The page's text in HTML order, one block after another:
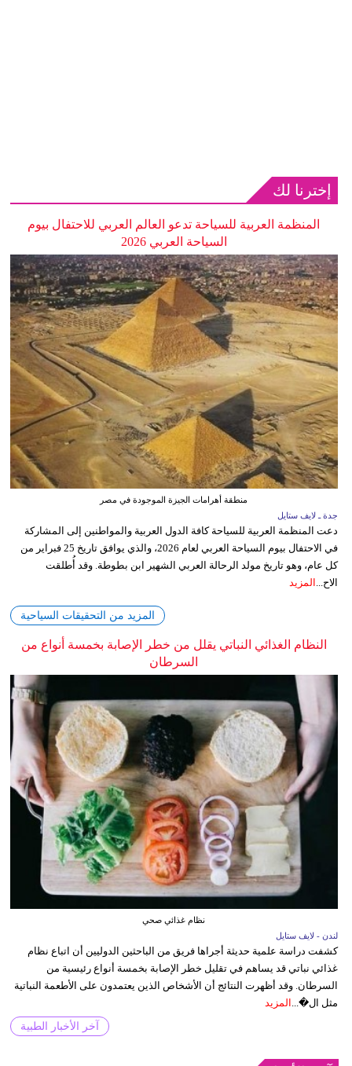
إخترنا لك
المنظمة العربية للسياحة تدعو العالم العربي للاحتفال بيوم
السياحة العربي 2026
منطقة أهرامات الجيزة الموجودة في مصر
جدة ـ لايف ستايل
دعت المنظمة العربية للسياحة كافة الدول العربية والمواطنين إلى المشاركة
في الاحتفال بيوم السياحة العربي لعام 2026، والذي يوافق تاريخ 25 فبراير من
كل عام، وهو تاريخ مولد الرحالة العربي الشهير ابن بطوطة. وقد أُطلقت
الاح... المزيد
المزيد من التحقيقات السياحية
النظام الغذائي النباتي يقلل من خطر الإصابة بخمسة أنواع من
السرطان
نظام غذائي صحي
لندن - لايف ستايل
كشفت دراسة علمية حديثة أجراها فريق من الباحثين الدوليين أن اتباع نظام
غذائي نباتي قد يساهم في تقليل خطر الإصابة بخمسة أنواع رئيسية من
السرطان. وقد أظهرت النتائج أن الأشخاص الذين يعتمدون على الأطعمة النباتية
مثل ال�...
المزيد
آخر الأخبار الطبية